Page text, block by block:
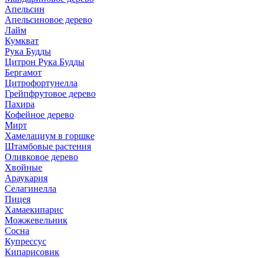
Апельсин
Апельсиновое дерево
Лайм
Кумкват
Рука Будды
Цитрон Рука Будды
Бергамот
Цитрофортунелла
Грейпфрутовое дерево
Пахира
Кофейное дерево
Мирт
Хамелациум в горшке
Штамбовые растения
Оливковое дерево
Хвойные
Араукария
Селагинелла
Пицея
Хамаекипарис
Можжевельник
Сосна
Купрессус
Кипарисовик